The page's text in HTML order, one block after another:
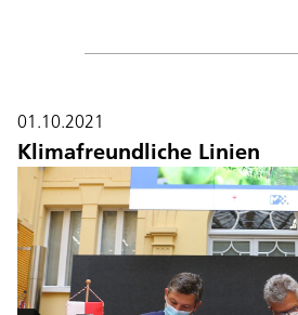
01.10.2021
Klimafreundliche Linien